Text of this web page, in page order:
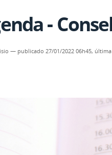
-
— publicado 27/01/2022 06h45,